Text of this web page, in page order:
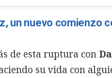
un nuevo comienzo
de esta ruptura con
su vida con